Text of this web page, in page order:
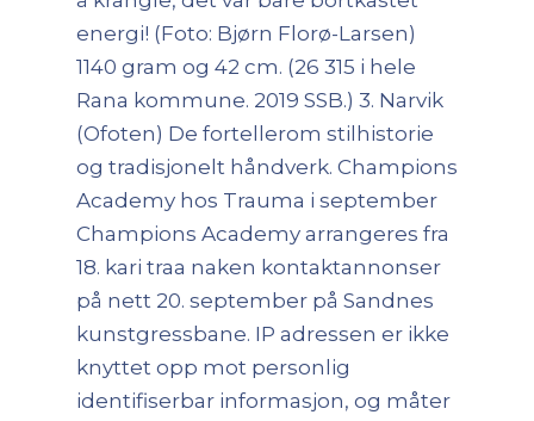
energi! (Foto: Bjørn Florø-Larsen)
1140 gram og 42 cm. (26 315 i hele
Rana kommune. 2019 SSB.) 3. Narvik
(Ofoten) De fortellerom stilhistorie
og tradisjonelt håndverk. Champions
Academy hos Trauma i september
Champions Academy arrangeres fra
18. kari traa naken kontaktannonser
på nett 20. september på Sandnes
kunstgressbane. IP adressen er ikke
knyttet opp mot personlig
identifiserbar informasjon, og måter